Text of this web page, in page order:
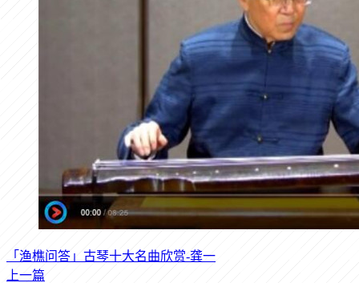
「渔樵问答」古琴十大名曲欣赏-龚一
上一篇